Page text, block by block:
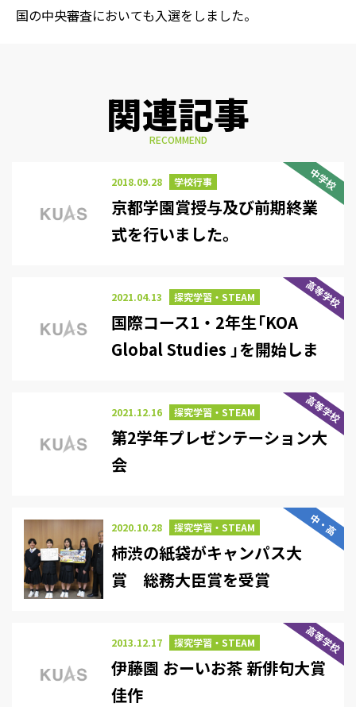
国の中央審査においても入選をしました。
関連記事
RECOMMEND
中学校
2018.09.28 学校行事
京都学園賞授与及び前期終業
式を行いました。
高等学校
2021.04.13 探究学習・STEAM
国際コース1・2年生「KOA
Global Studies 」を開始しま
高等学校
2021.12.16 探究学習・STEAM
第2学年プレゼンテーション大
会
中・高
2020.10.28 探究学習・STEAM
柿渋の紙袋がキャンパス大
賞 総務大臣賞を受賞
高等学校
2013.12.17 探究学習・STEAM
伊藤園 おーいお茶 新俳句大賞
佳作